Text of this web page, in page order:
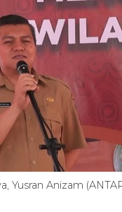
Yusran Anizam